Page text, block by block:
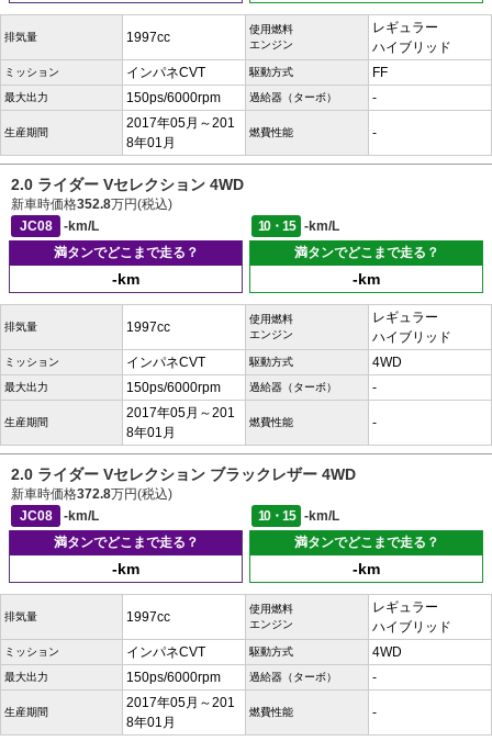
排気量 1997cc
使用燃料
エンジン
レギュラー
ハイブリッド
ミッション インパネCVT 駆動方式 FF
最大出力 150ps/6000rpm 過給器（ターボ） -
生産期間
2017年05月～201
8年01月
燃費性能 -
2.0 ライダー Vセレクション 4WD
新車時価格352.8万円(税込)
JC08
-km/L 10・15
-km/L
満タンでどこまで走る？
-km
満タンでどこまで走る？
-km
排気量 1997cc
使用燃料
エンジン
レギュラー
ハイブリッド
ミッション インパネCVT 駆動方式 4WD
最大出力 150ps/6000rpm 過給器（ターボ） -
生産期間
2017年05月～201
8年01月
燃費性能 -
2.0 ライダー Vセレクション ブラックレザー 4WD
新車時価格372.8万円(税込)
JC08
-km/L 10・15
-km/L
満タンでどこまで走る？
-km
満タンでどこまで走る？
-km
排気量 1997cc
使用燃料
エンジン
レギュラー
ハイブリッド
ミッション インパネCVT 駆動方式 4WD
最大出力 150ps/6000rpm 過給器（ターボ） -
生産期間
2017年05月～201
8年01月
燃費性能 -